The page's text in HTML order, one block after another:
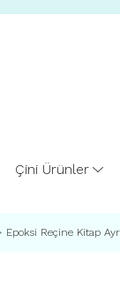
Çini Ürünler
Epoksi Reçine Kitap